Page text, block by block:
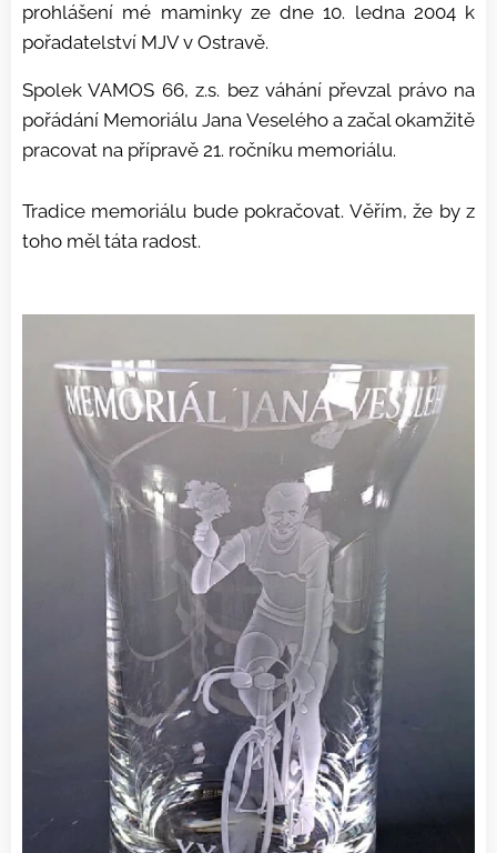
prohlášení mé maminky ze dne 10. ledna 2004 k
pořadatelství MJV v Ostravě.
Spolek VAMOS 66, z.s. bez váhání převzal právo na
pořádání Memoriálu Jana Veselého a začal okamžitě
pracovat na přípravě 21. ročníku memoriálu.
Tradice memoriálu bude pokračovat.Věřím, že by z
toho měl táta radost.